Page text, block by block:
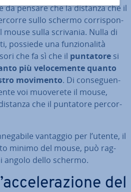
pensare che la distanza che il
sullo schermo cor­ri­spon­
sulla scrivania. Nulla di
possiede una fun­zio­na­li­tà
che fa sì che il puntatore si
più ve­lo­ce­men­te quanto
movimento. Di con­se­guen­
voi muoverete il mouse,
che il puntatore per­cor­
vantaggio per l’utente, il
minimo del mouse, può rag­
angolo dello schermo.
del